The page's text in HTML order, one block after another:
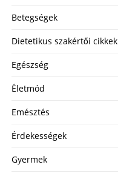
Betegségek
Dietetikus szakértői cikkek
Egészség
Életmód
Emésztés
Érdekességek
Gyermek